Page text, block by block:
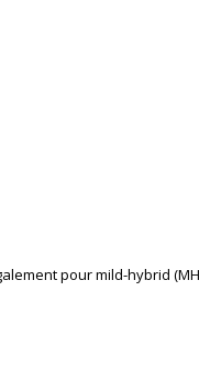
pour mild-hybrid